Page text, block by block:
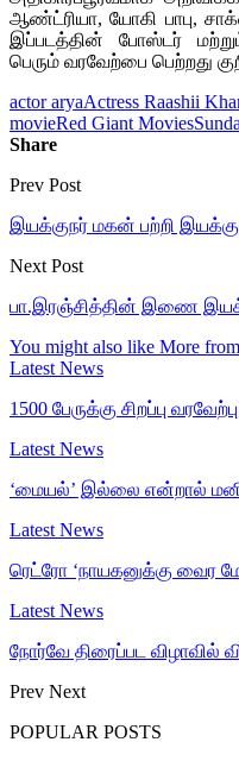
ஆண்ட்ரியா, யோகி பாபு,
இப்படத்தின் போஸ்டர்
பெரும் வரவேற்பை பெற்றது
actor aryaActress Raashii
movieRed Giant Movies
Share
Prev Post
இயக்குநர் மகன் பற்றி
Next Post
பா.இரஞ்சித்தின் இணை
You might also like More
Latest News
1500 பேருக்கு சிறப்பு
Latest News
‘மையல்’ இல்லை என்றால்
Latest News
ரெட்ரோ ‘நாயகனுக்கு வைர
Latest News
நோர்வே திரைப்பட விழாவில்
Prev Next
POPULAR POSTS